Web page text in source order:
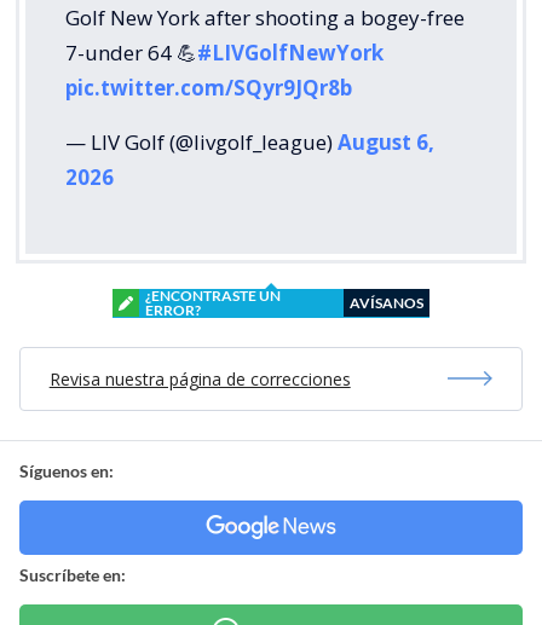
Golf New York after shooting a bogey-free
7-under 64 💪#LIVGolfNewYork
pic.twitter.com/SQyr9JQr8b
— LIV Golf (@livgolf_league)August 6,
2026
¿ENCONTRASTE UN
ERROR?
AVÍSANOS
Revisa nuestra página de correcciones
Síguenos en:
Suscríbete en: